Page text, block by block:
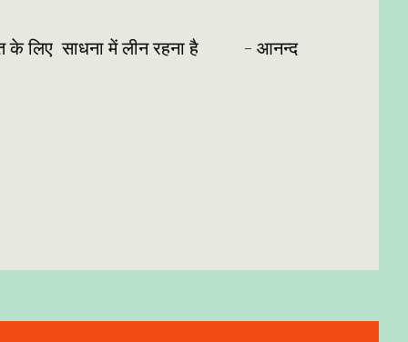
के लिए साधना में लीन रहना है - आनन्द